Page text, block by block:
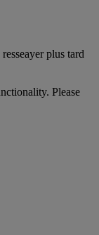
plus tard
Please